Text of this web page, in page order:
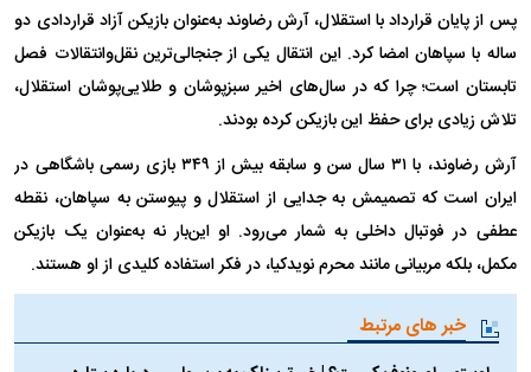
پس از پایان قرارداد با استقلال، آرش رضاوند به‌عنوان بازیکن آزاد قراردادی دو
ساله با سپاهان امضا کرد. این انتقال یکی از جنجالی‌ترین نقل‌وانتقالات فصل
تابستان است؛ چرا که در سال‌های اخیر سبزپوشان و طلایی‌پوشان استقلال،
تلاش زیادی برای حفظ این بازیکن کرده بودند.
آرش رضاوند، با ۳۱ سال سن و سابقه بیش از ۳۴۹ بازی رسمی باشگاهی در
ایران است که تصمیمش به جدایی از استقلال و پیوستن به سپاهان، نقطه
عطفی در فوتبال داخلی به شمار می‌رود. او این‌بار نه به‌عنوان یک بازیکن
مکمل، بلکه مربیانی مانند محرم نویدکیا، در فکر استفاده کلیدی از او هستند.
خبر های مرتبط